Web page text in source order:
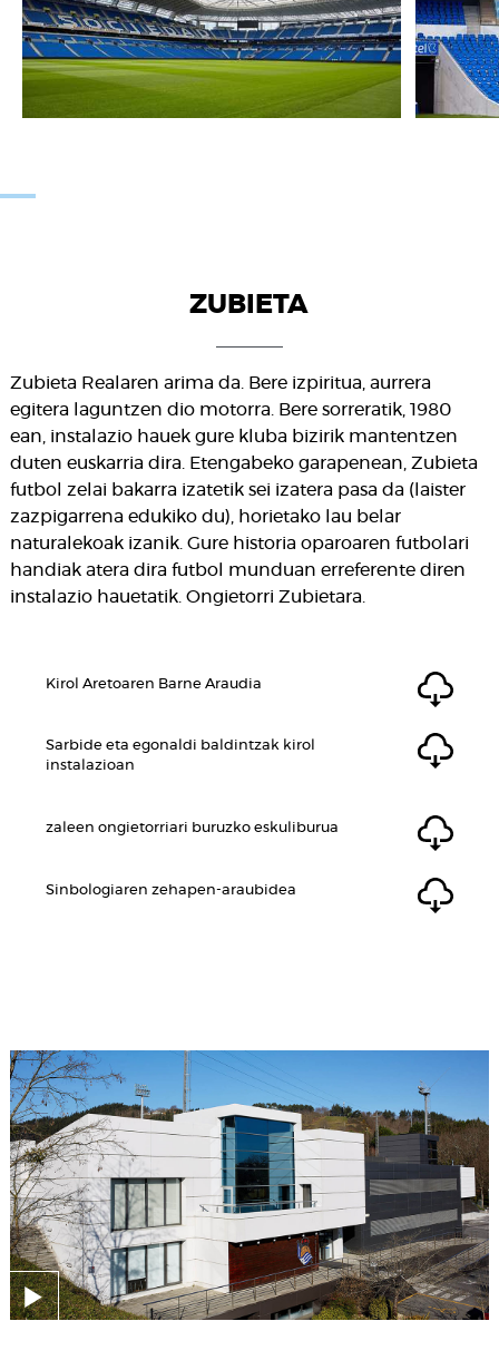
ZUBIETA
Zubieta Realaren arima da. Bere izpiritua, aurrera
egitera laguntzen dio motorra. Bere sorreratik, 1980
ean, instalazio hauek gure kluba bizirik mantentzen
duten euskarria dira. Etengabeko garapenean, Zubieta
futbol zelai bakarra izatetik sei izatera pasa da (laister
zazpigarrena edukiko du), horietako lau belar
naturalekoak izanik. Gure historia oparoaren futbolari
handiak atera dira futbol munduan erreferente diren
instalazio hauetatik. Ongietorri Zubietara.
Kirol Aretoaren Barne Araudia
Sarbide eta egonaldi baldintzak kirol
instalazioan
zaleen ongietorriari buruzko eskuliburua
Sinbologiaren zehapen-araubidea